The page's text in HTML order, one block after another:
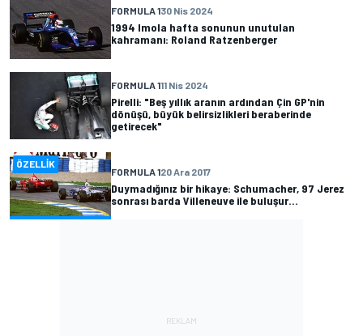
FORMULA 130 Nis 2024
1994 Imola hafta sonunun unutulan
kahramanı: Roland Ratzenberger
FORMULA 111 Nis 2024
Pirelli: "Beş yıllık aranın ardından Çin GP'nin
dönüşü, büyük belirsizlikleri beraberinde
getirecek"
ÖZELLIK
FORMULA 120 Ara 2017
Duymadığınız bir hikaye: Schumacher, 97 Jerez
sonrası barda Villeneuve ile buluşur...